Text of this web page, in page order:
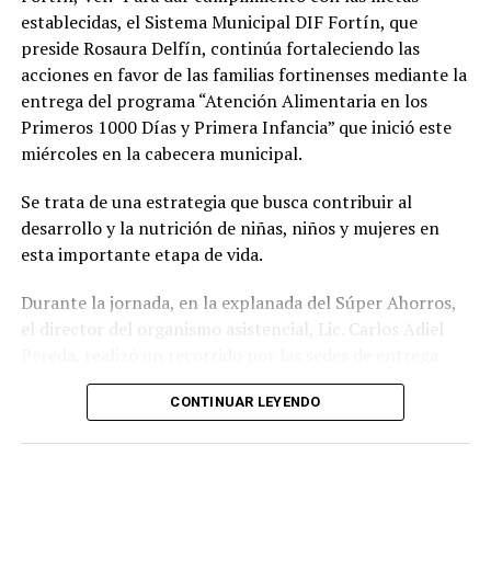
establecidas, el Sistema Municipal DIF Fortín, que
preside Rosaura Delfín, continúa fortaleciendo las
acciones en favor de las familias fortinenses mediante la
entrega del programa “Atención Alimentaria en los
Primeros 1000 Días y Primera Infancia” que inició este
miércoles en la cabecera municipal.
Se trata de una estrategia que busca contribuir al
desarrollo y la nutrición de niñas, niños y mujeres en
esta importante etapa de vida.
Durante la jornada, en la explanada del Súper Ahorros,
el director del organismo asistencial, Lic. Carlos Adiel
para supervisar las actividades desarrolladas por el área
de Plan Alimentario, reconociendo el compromiso y la
CONTINUAR LEYENDO